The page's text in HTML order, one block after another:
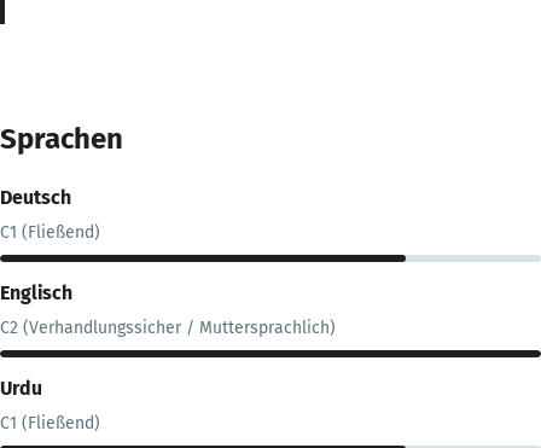
Sprachen
Deutsch
C1 (Fließend)
Englisch
C2 (Verhandlungssicher / Muttersprachlich)
Urdu
C1 (Fließend)